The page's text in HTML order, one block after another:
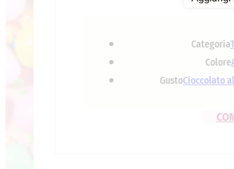
Categoria
Colore
GustoCioccolato